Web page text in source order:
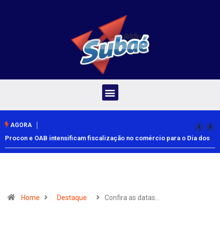
AGORA
Procon e OAB intensificam fiscalização no comércio para o Dia dos
Pais
Home Destaque Confira as datas…